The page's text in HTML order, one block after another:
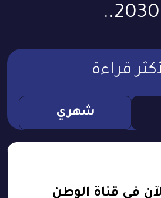
2030..
قراءة
شهري
في قناة الوطن